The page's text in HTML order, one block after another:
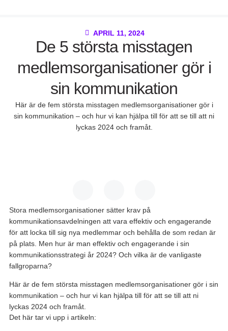
APRIL 11, 2024
De 5 största misstagen
medlemsorganisationer gör i
sin kommunikation
Här är de fem största misstagen medlemsorganisationer gör i
sin kommunikation – och hur vi kan hjälpa till för att se till att ni
lyckas 2024 och framåt.
Stora medlemsorganisationer sätter krav på
kommunikationsavdelningen att vara effektiv och engagerande
för att locka till sig nya medlemmar och behålla de som redan är
på plats. Men hur är man effektiv och engagerande i sin
kommunikationsstrategi år 2024? Och vilka är de vanligaste
fallgroparna?
Här är de fem största misstagen medlemsorganisationer gör i sin
kommunikation – och hur vi kan hjälpa till för att se till att ni
lyckas 2024 och framåt.
Det här tar vi upp i artikeln: